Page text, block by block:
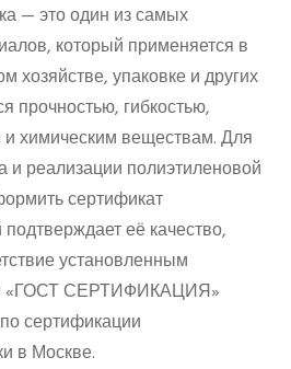
— это один из самых
который применяется в
хозяйстве, упаковке и других
прочностью, гибкостью,
и химическим веществам. Для
и реализации полиэтиленовой
сертификат
её качество,
установленным
«ГОСТ СЕРТИФИКАЦИЯ»
сертификации
в Москве.